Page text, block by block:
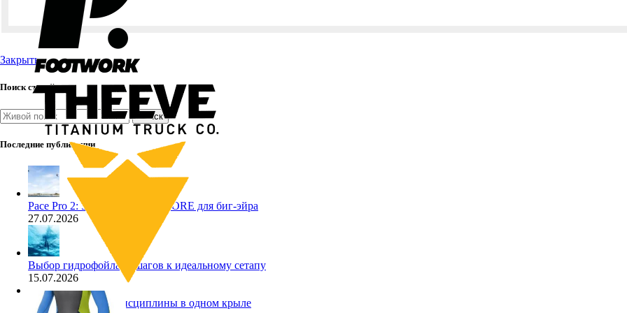
Закрыть
Поиск статей
Поиск
Последние публикации
Pace Pro 2: 5 фактов о кайте CORE для биг-эйра
27.07.2026
Выбор гидрофойла: 5 шагов к идеальному сетапу
15.07.2026
Кайт Core NXS: 3 дисциплины в одном крыле